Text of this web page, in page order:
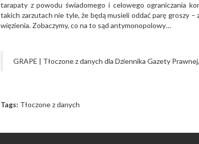
tarapaty z powodu świadomego i celowego ograniczania
takich zarzutach nie tyle, że będą musieli oddać parę groszy
więzienia. Zobaczymy, co na to sąd antymonopolowy…
GRAPE | Tłoczone z danych dla Dziennika Gazety
Tags: Tłoczone z danych